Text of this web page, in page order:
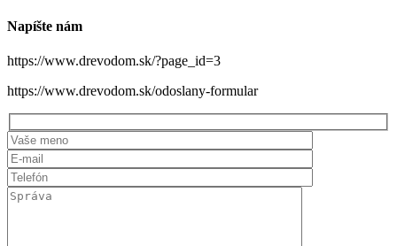
Napíšte nám
https://www.drevodom.sk/?page_id=3
https://www.drevodom.sk/odoslany-formular